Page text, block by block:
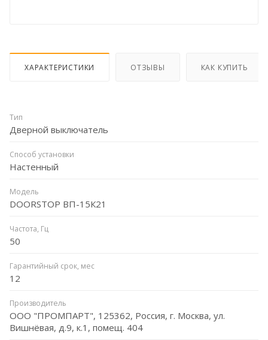
ХАРАКТЕРИСТИКИ ОТЗЫВЫ КАК КУПИТЬ
Тип
Дверной выключатель
Способ установки
Настенный
Модель
DOORSTOP ВП-15К21
Частота, Гц
50
Гарантийный срок, мес
12
Производитель
ООО "ПРОМПАРТ", 125362, Россия, г. Москва, ул.
Вишнёвая, д.9, к.1, помещ. 404